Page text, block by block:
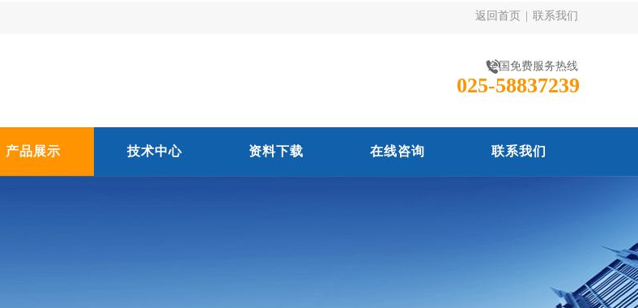
返回首页 联系我们
全国免费服务热线
025-58837239
产品展示 技术中心 资料下载 在线咨询 联系我们